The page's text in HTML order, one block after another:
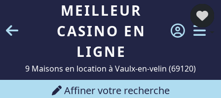
MEILLEUR
CASINO EN
LIGNE
9 Maisons en location à Vaulx-en-velin (69120)
Affiner votre recherche